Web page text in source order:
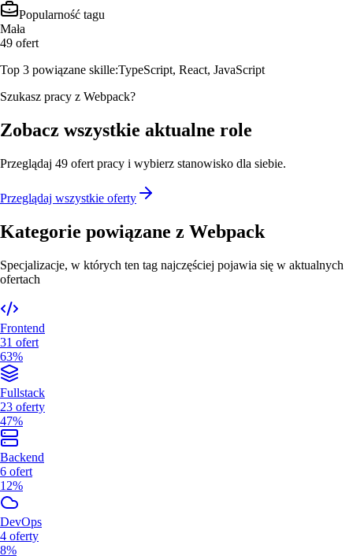
Popularność tagu
Mała
49 ofert
Top 3 powiązane skille:TypeScript, React, JavaScript
Szukasz pracy z Webpack?
Zobacz wszystkie aktualne role
Przeglądaj 49 ofert pracy i wybierz stanowisko dla siebie.
Przeglądaj wszystkie oferty
Kategorie powiązane z Webpack
Specjalizacje, w których ten tag najczęściej pojawia się w aktualnych
ofertach
Frontend
31 ofert
63%
Fullstack
23 oferty
47%
Backend
6 ofert
12%
DevOps
4 oferty
8%